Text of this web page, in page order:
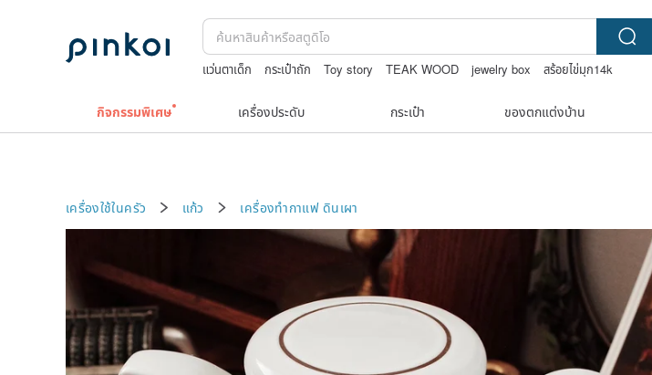
แว่นตาเด็ก กระเป๋าถัก Toy story TEAK WOOD jewelry box
สร้อยไข่มุก14k
กิจกรรมพิเศษ เครื่องประดับ กระเป๋า ของตกแต่งบ้าน
เครื่องใช้ในครัว แก้ว เครื่องทำกาแฟ ดินเผา